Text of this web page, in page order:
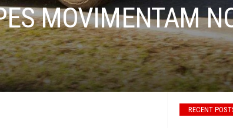
MOVIMENTAM
RECENT